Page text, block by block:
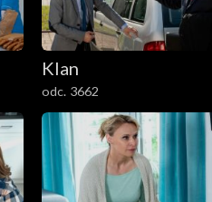
Klan
odc. 3662